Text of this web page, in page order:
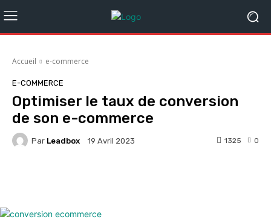
Accueil e-commerce
E-COMMERCE
Optimiser le taux de conversion
de son e-commerce
Par Leadbox 19 Avril 2023 0
1325